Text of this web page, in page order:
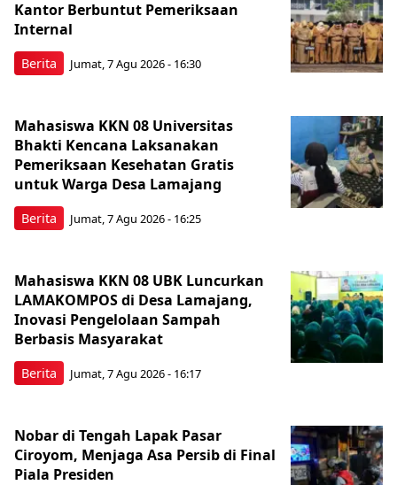
Berita
Kantor Berbuntut Pemeriksaan
Internal
Jumat, 7 Agu 2026 - 16:30
Berita
Mahasiswa KKN 08 Universitas
Bhakti Kencana Laksanakan
Pemeriksaan Kesehatan Gratis
untuk Warga Desa Lamajang
Jumat, 7 Agu 2026 - 16:25
Berita
Mahasiswa KKN 08 UBK Luncurkan
LAMAKOMPOS di Desa Lamajang,
Inovasi Pengelolaan Sampah
Berbasis Masyarakat
Jumat, 7 Agu 2026 - 16:17
Nobar di Tengah Lapak Pasar
Ciroyom, Menjaga Asa Persib di Final
Piala Presiden